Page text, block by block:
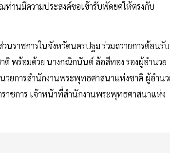
ท่านมีความประสงค์ขอเข้ารับพัดยศให้ตรงกับ
นราชการในจังหวัดนครปฐม ร่วมถวายการต้อนรับ
พร้อมด้วย นางกณิกนันต์ ล้อสีทอง รองผู้อำนวย
วยการสำนักงานพระพุทธศาสนาแห่งชาติ ผู้อำน
าชการ เจ้าหน้าที่สำนักงานพระพุทธศาสนาแห่ง